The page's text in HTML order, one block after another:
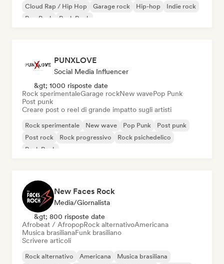
Cloud Rap / Hip Hop
Garage rock Hip-hop
Indie rock
Pop Punk
Punk Rock
PUNXLOVE
Social Media Influencer
&gt; 1000 risposte date
Rock sperimentaleGarage rockNew wavePop Punk
Post punk
Creare post o reel di grande impatto sugli artisti
Rock sperimentale New wave Pop Punk
Post punk
Post rock
Rock progressivo
Rock psichedelico
Punk Rock
New Faces Rock
Media/Giornalista
&gt; 800 risposte date
Afrobeat / AfropopRock alternativoAmericana
Musica brasilianaFunk brasiliano
Scrivere articoli
Rock alternativo Americana
Musica brasiliana